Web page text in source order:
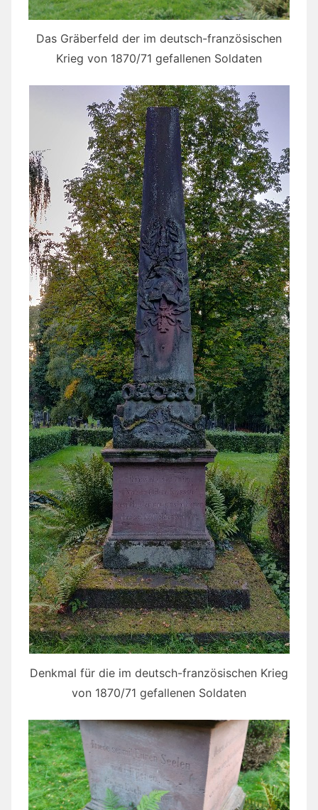
Das Gräberfeld der im deutsch-französischen
Krieg von 1870/71 gefallenen Soldaten
Denkmal für die im deutsch-französischen Krieg
von 1870/71 gefallenen Soldaten